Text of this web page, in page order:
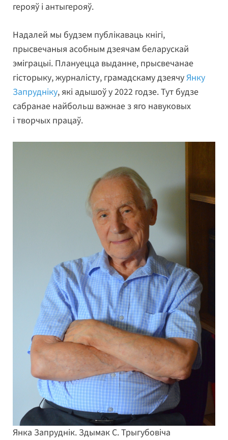
герояў і антыгерояў.
Надалей мы будзем публікаваць кнігі,
прысвечаныя асобным дзеячам беларускай
эміграцыі. Плануецца выданне, прысвечанае
гісторыку, журналісту, грамадскаму дзеячуЯнку
Запрудніку, які адышоў у 2022 годзе. Тут будзе
сабранае найбольш важнае з яго навуковых
і творчых працаў.
Янка Запруднік. Здымак С. Трыгубовіча